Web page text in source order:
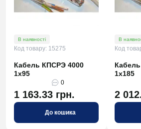
В наявності
Код товару: 15275
Кабель КПСРЭ 4000
1х95
0
1 163.33 грн.
До кошика
В
Код
1х185
2